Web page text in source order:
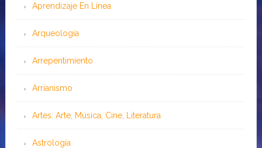
Aprendizaje En Línea
Arqueología
Arrepentimiento
Arrianismo
Artes: Arte, Música, Cine, Literatura
Astrología